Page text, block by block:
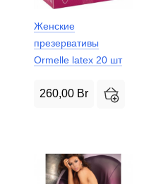
Женские
презервативы
Ormelle latex 20 шт
260,00 Br